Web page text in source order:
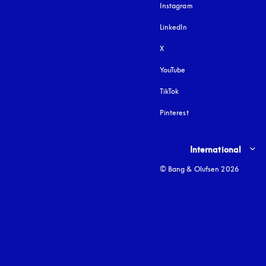
Instagram
LinkedIn
X
YouTube
TikTok
Pinterest
Select country and
International
© Bang & Olufsen 2026